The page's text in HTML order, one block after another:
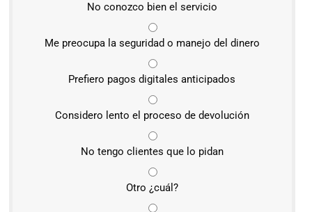
No conozco bien el servicio
Me preocupa la seguridad o manejo del dinero
Prefiero pagos digitales anticipados
Considero lento el proceso de devolución
No tengo clientes que lo pidan
Otro ¿cuál?